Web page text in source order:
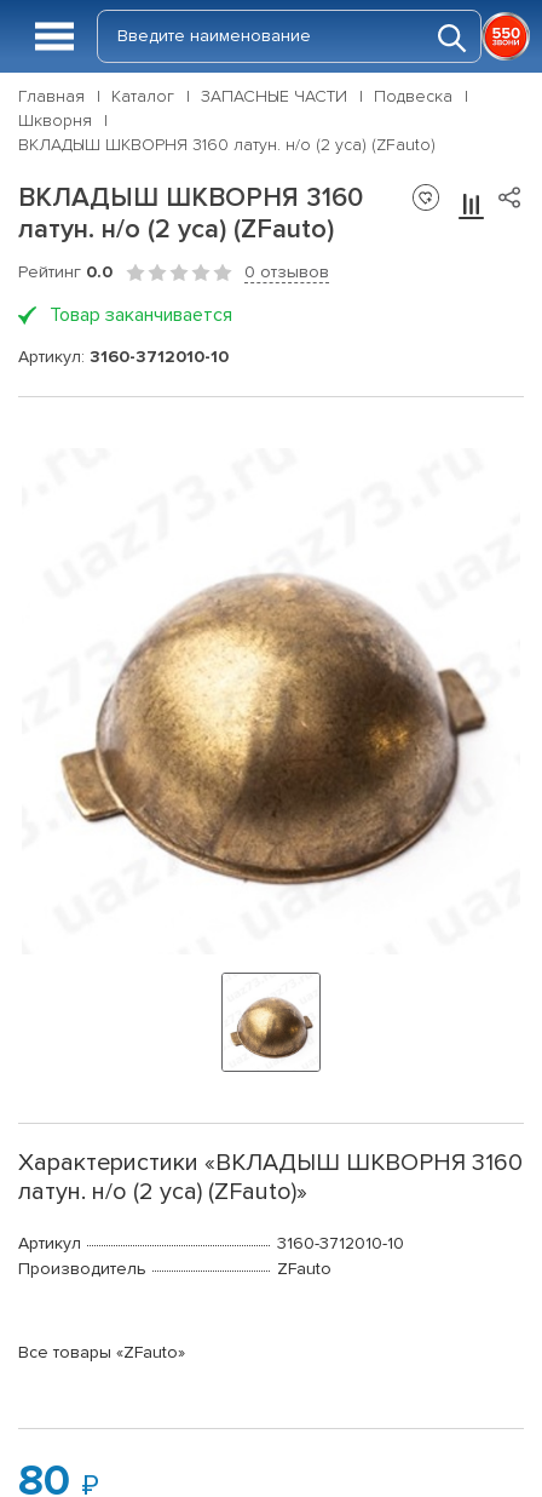
Главная Каталог ЗАПАСНЫЕ ЧАСТИ
Подвеска
Шкворня
ВКЛАДЫШ ШКВОРНЯ 3160 латун. н/о (2 уса) (ZFauto)
ВКЛАДЫШ ШКВОРНЯ 3160
латун. н/о (2 уса) (ZFauto)
Рейтинг 0.0 0 отзывов
Товар заканчивается
Артикул: 3160-3712010-10
Характеристики «ВКЛАДЫШ ШКВОРНЯ 3160
латун. н/о (2 уса) (ZFauto)»
Артикул
3160-3712010-10
Производитель
ZFauto
Все товары «ZFauto»
80